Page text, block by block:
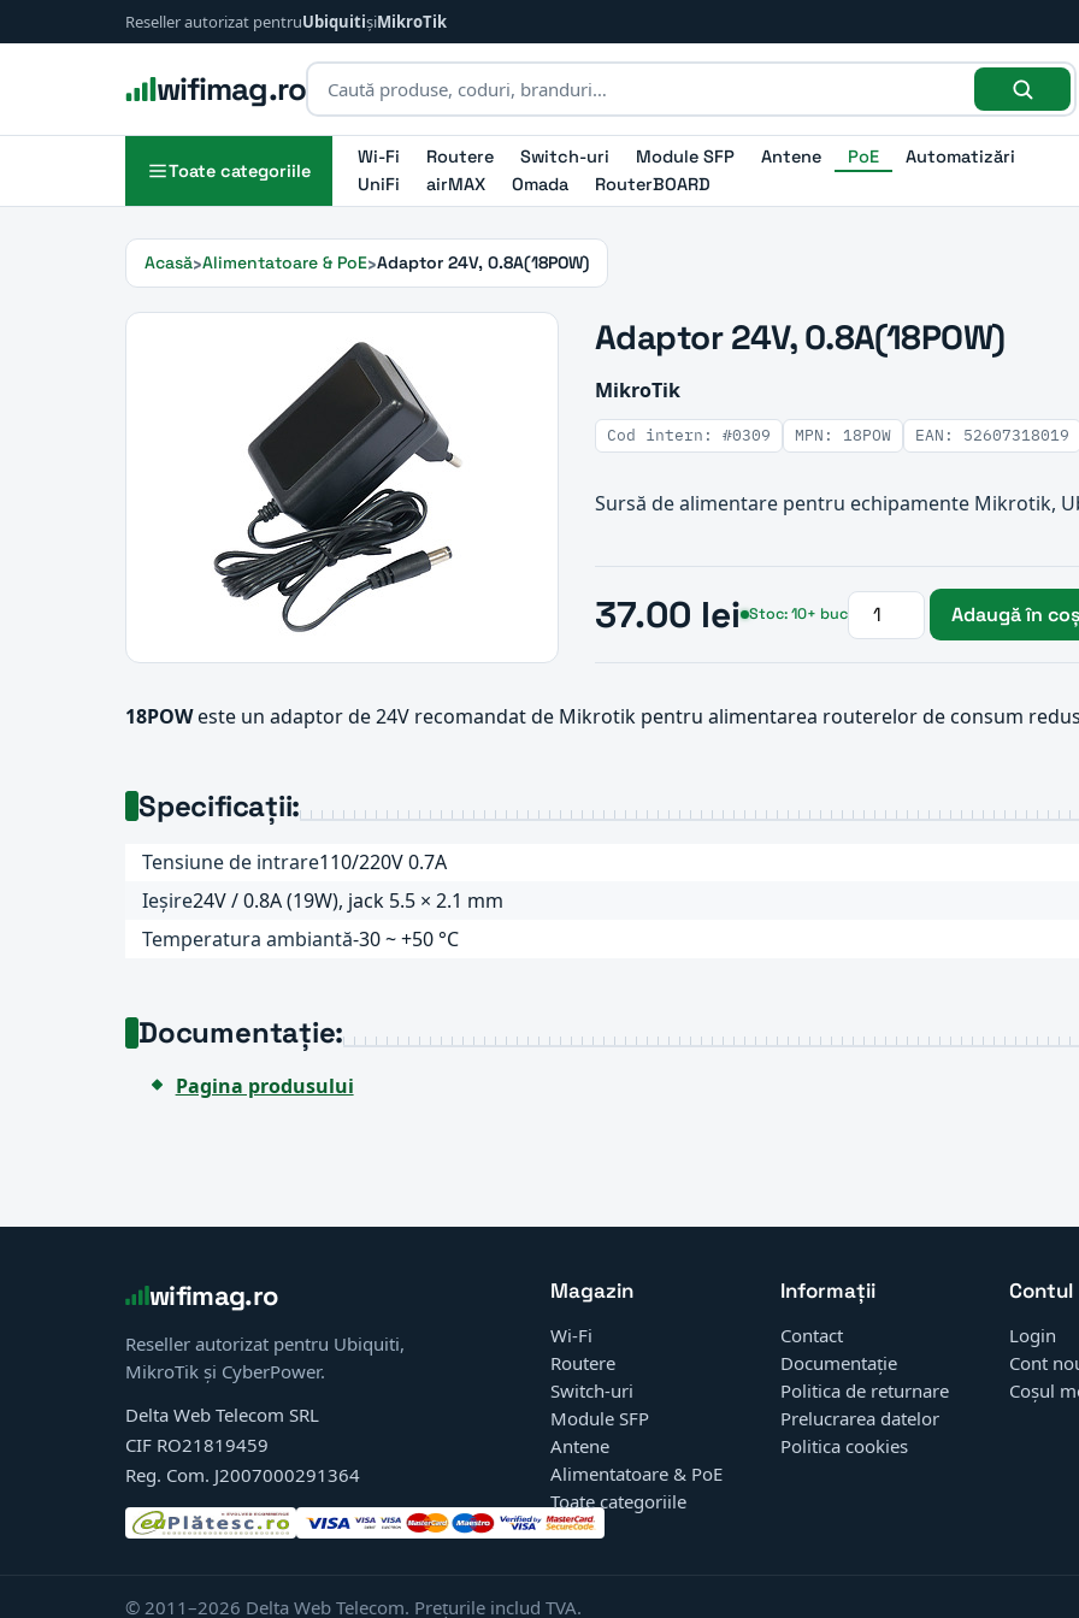
Reseller autorizat pentruUbiquitișiMikroTik
wifimag.ro
Toate categoriile
Wi-Fi Routere Switch-uri Module SFP Antene PoE
Automatizări
UniFi
airMAX Omada RouterBOARD
Acasă Alimentatoare & PoE Adaptor 24V, 0.8A(18POW)
Adaptor 24V, 0.8A(18POW)
MikroTik
Cod intern: #0309 MPN: 18POW EAN: 52607318019
Sursă de alimentare pentru echipamente Mikrotik,
37.00 lei Stoc: 10+ buc Adaugă în coș
18POWeste un adaptor de 24V recomandat de Mikrotik pentru alimentarea routerelor de consum
Specificații:
Tensiune de intrare110/220V 0.7A
Ieșire24V / 0.8A (19W), jack 5.5 × 2.1 mm
Temperatura ambiantă-30 ~ +50 °C
Documentație:
Pagina produsului
wifimag.ro
Reseller autorizat pentru Ubiquiti,
MikroTik și CyberPower.
Delta Web Telecom SRL
CIF RO21819459
Reg. Com. J2007000291364
Magazin
Wi-Fi
Routere
Switch-uri
Module SFP
Antene
Alimentatoare & PoE
Toate categoriile
Informații
Contact
Documentație
Politica de returnare
Prelucrarea datelor
Politica cookies
Contul
Login
Cont
Coșul
© 2011–2026 Delta Web Telecom. Prețurile includ TVA.